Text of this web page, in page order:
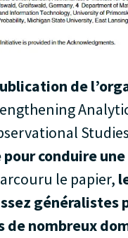
de
conduire
le papier,
généralistes
de nombreux